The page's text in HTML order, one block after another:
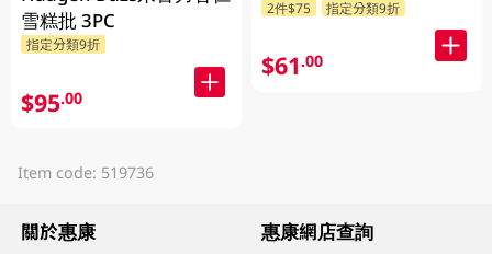
雪糕批 3PC
指定分類9折
$95.00
2件$75 指定分類9折
$61.00
Item code: 519736
關於惠康 惠康網店查詢